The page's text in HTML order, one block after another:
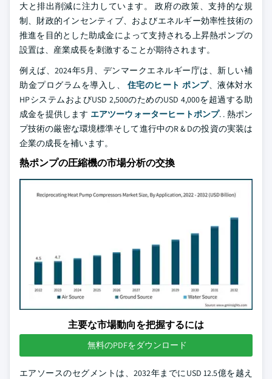
大と排出削減に注力しています。 政府の政策、支持的な規
制、財政的インセンティブ、およびエネルギー効率性技術の
推進を目的とした助成金によって支持される上昇熱ポンプの
設置は、産業成長を刺激することが期待されます。
例えば、2024年5月、デンマークエネルギー庁は、新しい補
助金プログラムを導入し、 住宅のヒート ポンプ、液体対水
HPシステムおよびUSD 2,500のためのUSD 4,000を超過する助
成金を提供します エアツーウォーターヒートポンプ. . 熱ポン
プ技術の厳密な環境標準そして進行中のR & Dの投資の実装は
企業の成長を補います。
熱ポンプの圧縮機の市場分析の交換
主要な市場動向を把握するには
無料のPDFをダウンロード
エアソースのセグメントは、2032年までにUSD 12.5億を越え